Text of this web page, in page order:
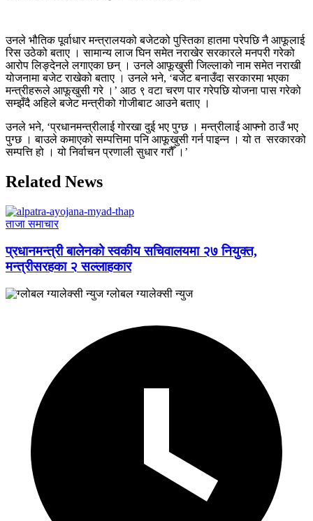
उनले भौतिक पूर्वाधार मन्त्रालयको बजेटको पुस्तिका हातमा परेपछि नै आफूलाई
रिस उठेको बताए । सामान्य लाज घिन समेत नराखेर सरकारले मनपरी गरेको
आरोप लिङ्देनले लगाएका छन् । उनले आफूखुसी जिल्लाको नाम समेत नराखी
योजनामा बजेट राखेको बताए ।उनले भने, ‘बजेट बनाउँदा सरकारमा भएका
मन्त्रीहरूले आफूखुसी गरे ।’ आठ ९ वटा चरण पार गरेपछि योजना पास गरेको
सम्झँदै अहिले बजेट मन्त्रीको गोजीबाट आउने बताए ।
उनले भने, ‘प्रधानमन्त्रीलाई गोरखा दुई भए पुग्छ । मन्त्रीलाई आफ्नो ठाउँ भए
पुग्छ । बाउले कमाएको सम्पत्तिमा पनि आफूखुसी गर्न पाइन्न । यो त सरकारको
सम्पत्ति हो । यो निर्वाचन प्रणाली सुधार गरौँ ।’
Related News
ताजा समाचार
प्रधानमन्त्री बालेनको स्वकीय सचिवालयमा २७ नियुक्त,
मन्त्रीसरहका २ सल्लाहकार
ग्लोबल ग्यालेक्सी न्युज